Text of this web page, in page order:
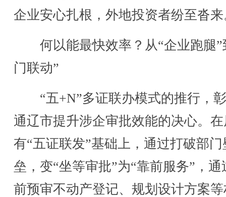
企业安心扎根，外地投资者纷至沓
何以能最快效率？从“企业跑腿”
门联动”
“五+N”多证联办模式的推行，
通辽市提升涉企审批效能的决心。
有“五证联发”基础上，通过打破部门
垒，变“坐等审批”为“靠前服务”，通
前预审不动产登记、规划设计方案